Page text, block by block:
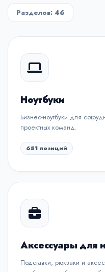
Разделов: 46
Ноутбуки
Бизнес-ноутбуки для
проектных команд.
651 позиций
Аксессуары для
Подставки, рюкзаки и